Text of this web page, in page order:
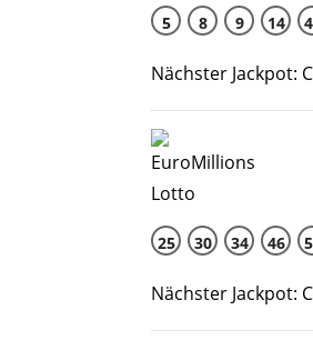
5 8 9 14
Nächster Jackpot:
25 30 34 46
Nächster Jackpot: